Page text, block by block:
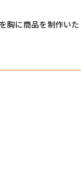
胸に商品を制作いた